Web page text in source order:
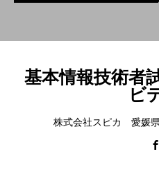
基本情報技術者
ビ
株式会社スピカ 愛媛